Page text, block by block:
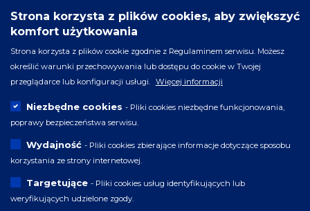
Strona korzysta z plików cookies, aby zwiększyć
komfort użytkowania
Strona korzysta z plików cookie zgodnie z Regulaminem serwisu. Możesz
określić warunki przechowywania lub dostępu do cookie w Twojej
przeglądarce lub konfiguracji usługi.
Więcej informacji
Niezbędne cookies - Pliki cookies niezbędne funkcjonowania,
poprawy bezpieczeństwa serwisu.
Wydajność - Pliki cookies zbierające informacje dotyczące sposobu
korzystania ze strony internetowej.
Targetujące - Pliki cookies usług identyfikujących lub
weryfikujących udzielone zgody.